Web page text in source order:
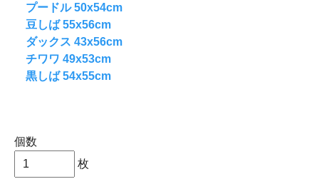
プードル 50x54cm
豆しば 55x56cm
ダックス 43x56cm
チワワ 49x53cm
黒しば 54x55cm
個数
枚